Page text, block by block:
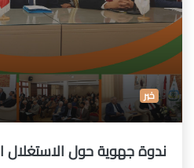
خبر
ندوة جهوية حول الاستغلال